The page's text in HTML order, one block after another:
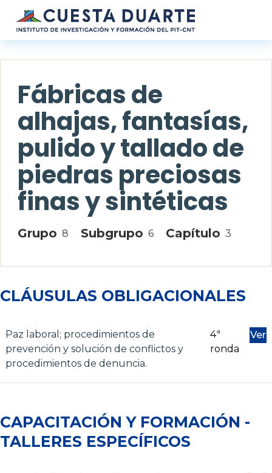
Pasar al contenido principal
Fábricas de
alhajas, fantasías,
pulido y tallado de
piedras preciosas
finas y sintéticas
Grupo 8 Subgrupo 6 Capítulo 3
CLÁUSULAS OBLIGACIONALES
Paz laboral; procedimientos de
prevención y solución de conflictos y
procedimientos de denuncia.
4ª
ronda
Ver
CAPACITACIÓN Y FORMACIÓN -
TALLERES ESPECÍFICOS